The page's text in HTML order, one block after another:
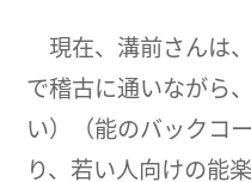
現在、溝前さんは
で稽古に通いながら
い）（能のバックコ
り、若い人向けの能